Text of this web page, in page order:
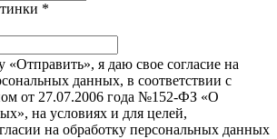
*
я даю свое согласие на
данных, в соответствии с
от 27.07.2006 года №152-ФЗ «О
на условиях и для целей,
на обработку персональных данных